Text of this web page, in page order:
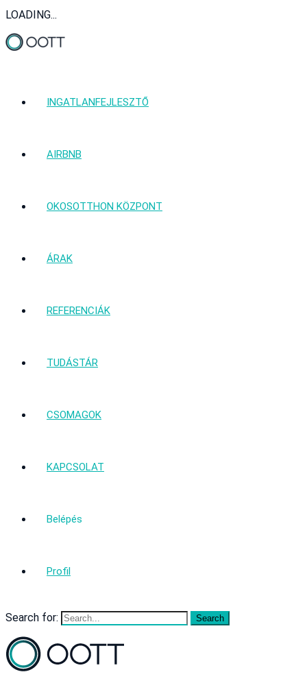
LOADING...
INGATLANFEJLESZTŐ
AIRBNB
OKOSOTTHON KÖZPONT
ÁRAK
REFERENCIÁK
TUDÁSTÁR
CSOMAGOK
KAPCSOLAT
Belépés
Profil
Search for: